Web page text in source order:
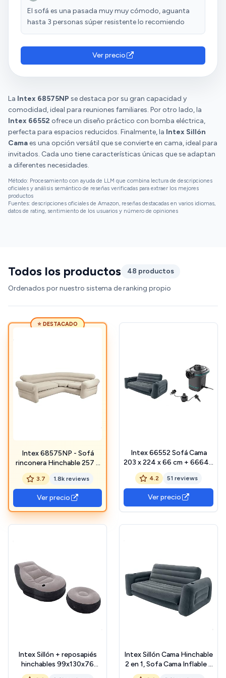
El sofá es una pasada muy muy cómodo, aguanta
hasta 3 personas súper resistente lo recomiendo
Ver precio
La Intex 68575NP se destaca por su gran capacidad y
comodidad, ideal para reuniones familiares. Por otro lado, la
Intex 66552 ofrece un diseño práctico con bomba eléctrica,
perfecta para espacios reducidos. Finalmente, la Intex Sillón
Cama es una opción versátil que se convierte en cama, ideal para
invitados. Cada uno tiene características únicas que se adaptan
a diferentes necesidades.
Método: Procesamiento con ayuda de LLM que combina lectura de descripciones
oficiales y análisis semántico de reseñas verificadas para extraer los mejores
productos
Fuentes: descripciones oficiales de Amazon, reseñas destacadas en varios idiomas,
datos de rating, sentimiento de los usuarios y número de opiniones
Todos los productos
48 productos
Ordenados por nuestro sistema de ranking propio
⭐ DESTACADO
Intex 68575NP - Sofá
rinconera Hinchable 257 x
203 x 76 cm
3.7 1.8k reviews
Ver precio
Intex 66552 Sofá Cama
203 x 224 x 66 cm + 66640
Bomba eléctrica invertible
con boquillas 220-240V
4.2 51 reviews
Ver precio
Intex Sillón + reposapiés
hinchables 99x130x76
64x28 cm, Gris (68564)
Intex Sillón Cama Hinchable
2 en 1, Sofa Cama Inflable y
Plegable (66552)